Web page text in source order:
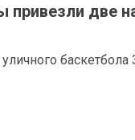
привезли две